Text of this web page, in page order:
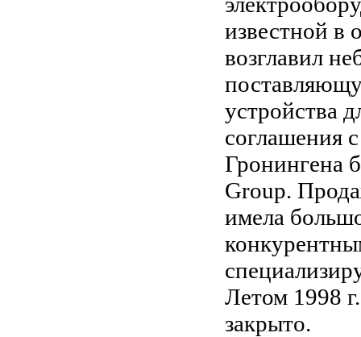
известной в
возглавил
устройства
соглашения
Гронингена
Group.
имела
Летом 1998
закрыто.